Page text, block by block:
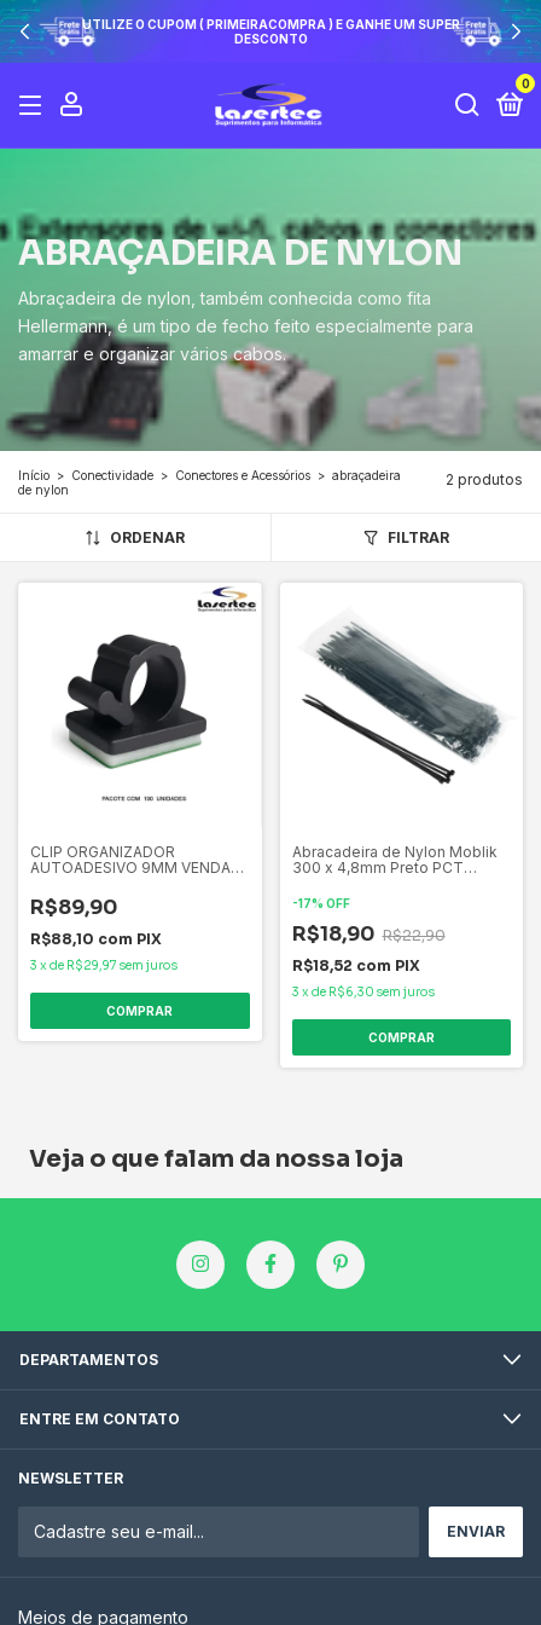
UTILIZE O CUPOM ( PRIMEIRACOMPRA ) E GANHE UM SUPER
DESCONTO
0
ABRAÇADEIRA DE NYLON
Abraçadeira de nylon, também conhecida como fita
Hellermann, é um tipo de fecho feito especialmente para
amarrar e organizar vários cabos.
Início > Conectividade > Conectores e Acessórios > abraçadeira
de nylon
2 produtos
ORDENAR FILTRAR
CLIP ORGANIZADOR
AUTOADESIVO 9MM VENDA
R$89,90
R$88,10 com PIX
3 x de R$29,97 sem juros
Abracadeira de Nylon Moblik
300 x 4,8mm Preto PCT
-17% OFF
R$18,90 R$22,90
R$18,52 com PIX
3 x de R$6,30 sem juros
Veja o que falam da nossa loja
DEPARTAMENTOS
ENTRE EM CONTATO
NEWSLETTER
Meios de pagamento